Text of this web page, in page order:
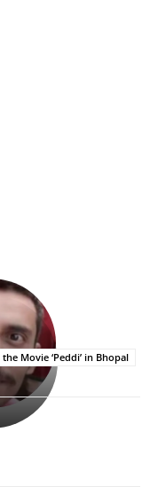
Movie ‘Peddi’ in Bhopal